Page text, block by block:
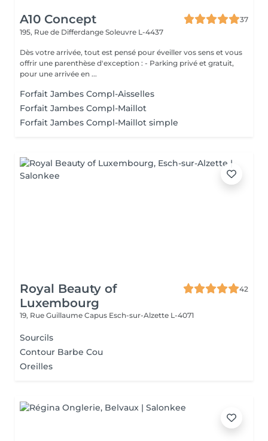
A10 Concept
37
195, Rue de Differdange Soleuvre L-4437
Dès votre arrivée, tout est pensé pour éveiller vos sens et vous
offrir une parenthèse d'exception : - Parking privé et gratuit,
pour une arrivée en ...
Forfait Jambes Compl-Aisselles
Forfait Jambes Compl-Maillot
Forfait Jambes Compl-Maillot simple
Royal Beauty of
Luxembourg
42
19, Rue Guillaume Capus Esch-sur-Alzette L-4071
Sourcils
Contour Barbe Cou
Oreilles